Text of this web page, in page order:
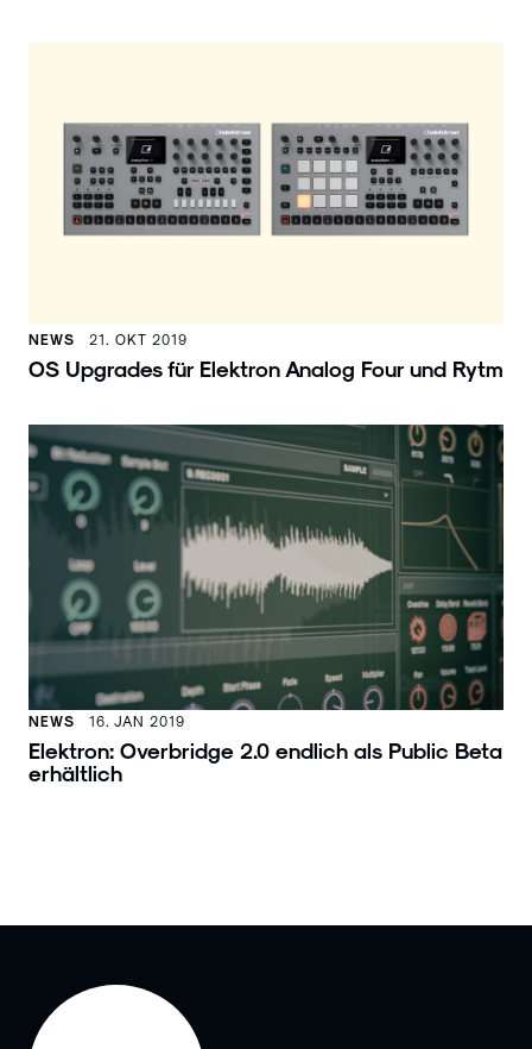
NEWS 21. OKT 2019
OS Upgrades für Elektron Analog Four und Rytm
NEWS 16. JAN 2019
Elektron: Overbridge 2.0 endlich als Public Beta
erhältlich